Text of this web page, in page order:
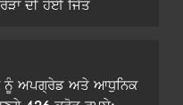
ਦੀ ਹੋਈ ਜਿੱਤ
ਨੂੰ ਅਪਗ੍ਰੇਡ ਅਤੇ ਆਧੁਨਿਕ